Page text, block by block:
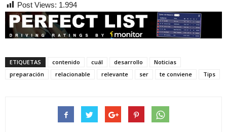
Post Views: 1.994
ETIQUETAS contenido cuál desarrollo
Noticias
preparación
relacionable relevante ser te conviene Tips